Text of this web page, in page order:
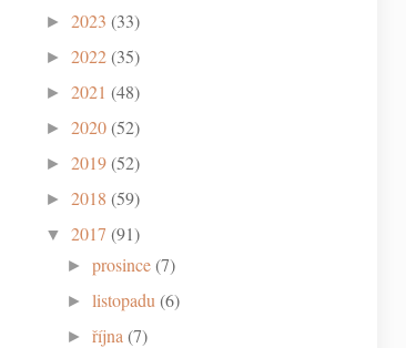
► 2023 (33)
► 2022(35)
► 2021 (48)
► 2020(52)
► 2019(52)
► 2018 (59)
▼ 2017 (91)
►prosince(7)
►listopadu (6)
►října (7)